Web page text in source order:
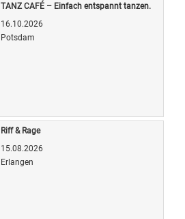
TANZ CAFÉ – Einfach entspannt tanzen.
16.10.2026
Potsdam
Riff & Rage
15.08.2026
Erlangen